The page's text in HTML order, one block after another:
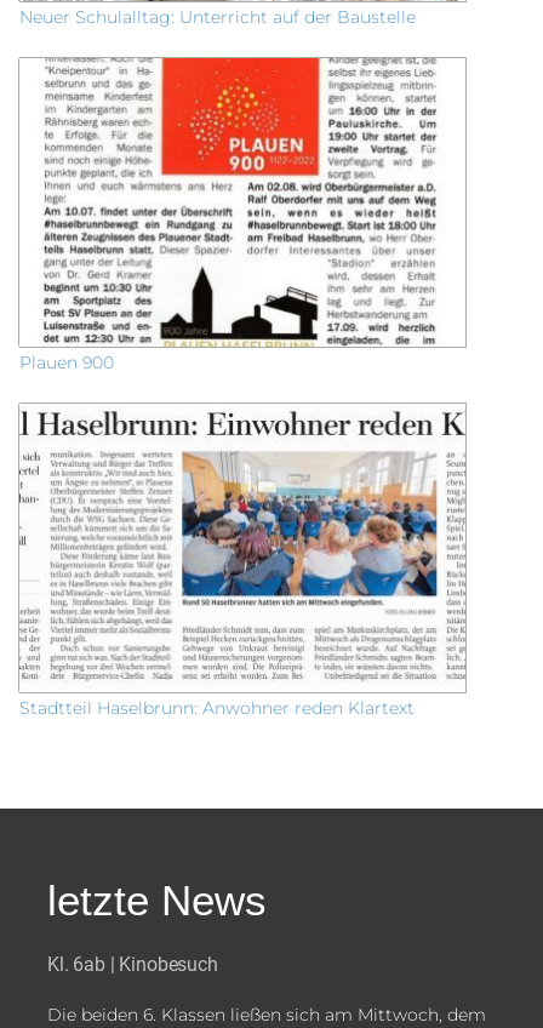
Neuer Schulalltag: Unterricht auf der Baustelle
Plauen 900
Stadtteil Haselbrunn: Anwohner reden Klartext
letzte News
Kl. 6ab | Kinobesuch
Die beiden 6. Klassen ließen sich am Mittwoch, dem